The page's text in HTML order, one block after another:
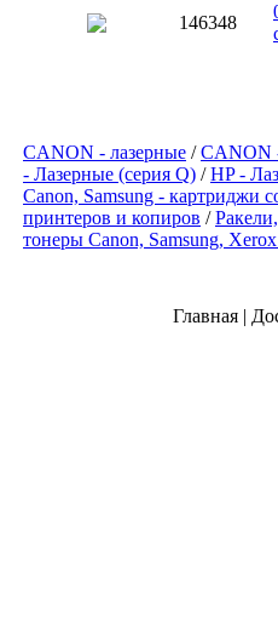
146348
CANON - лазерные /CANON
- Лазерные (серия Q) /HP -
Canon, Samsung - картриджи
принтеров и копиров /
тонеры Canon, Samsung,
Главная |